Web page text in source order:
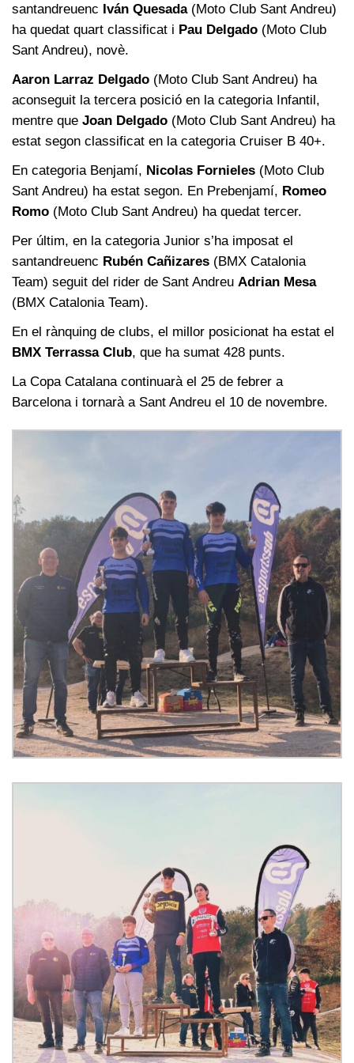
santandreuenc Iván Quesada(Moto Club Sant Andreu)
ha quedat quart classificat i Pau Delgado (Moto Club
Sant Andreu), novè.
Aaron Larraz Delgado (Moto Club Sant Andreu) ha
aconseguit la tercera posició en la categoria Infantil,
mentre que Joan Delgado (Moto Club Sant Andreu) ha
estat segon classificat en la categoria Cruiser B 40+.
En categoria Benjamí, Nicolas Fornieles (Moto Club
Sant Andreu) ha estat segon. En Prebenjamí, Romeo
Romo (Moto Club Sant Andreu) ha quedat tercer.
Per últim, en la categoria Junior s’ha imposat el
santandreuenc Rubén Cañizares (BMX Catalonia
Team) seguit del rider de Sant Andreu Adrian Mesa
(BMX Catalonia Team).
En el rànquing de clubs, el millor posicionat ha estat el
BMX Terrassa Club, que ha sumat 428 punts.
La Copa Catalana continuarà el 25 de febrer a
Barcelona i tornarà a Sant Andreu el 10 de novembre.